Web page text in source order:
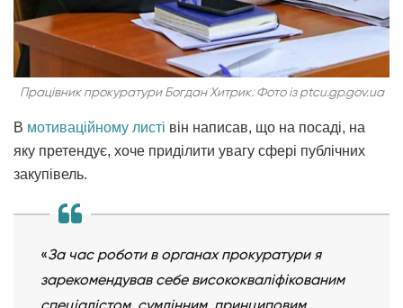
Працівник прокуратури Богдан Хитрик. Фото із ptcu.gp.gov.ua
В мотиваційному листі він написав, що на посаді, на
яку претендує, хоче приділити увагу сфері публічних
закупівель.
«За час роботи в органах прокуратури я
зарекомендував себе висококваліфікованим